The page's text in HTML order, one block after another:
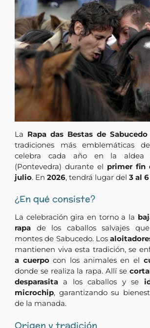
La Rapa das Bestas de Sabucedo
tradiciones más emblemáticas
celebra cada año en la aldea
(Pontevedra) durante el primer fin
julio. En 2026, tendrá lugar del 3 al
¿En qué consiste?
La celebración gira en torno a la
rapa de los caballos salvajes
montes de Sabucedo. Los
mantienen viva esta tradición, se
a cuerpocon los animales en el
donde se realiza la rapa. Allí se
desparasita a los caballos y se
microchip, garantizando su
de la manada.
Origen y tradición